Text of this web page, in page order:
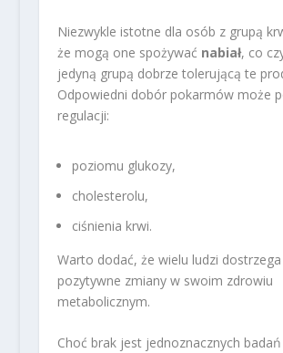
Niezwykle istotne dla osób z grupą
że mogą one spożywać nabiał, co
jedyną grupą dobrze tolerującą te
Odpowiedni dobór pokarmów może
regulacji:
poziomu glukozy,
cholesterolu,
ciśnienia krwi.
Warto dodać, że wielu ludzi
pozytywne zmiany w swoim zdrowiu
metabolicznym.
Choć brak jest jednoznacznych badań